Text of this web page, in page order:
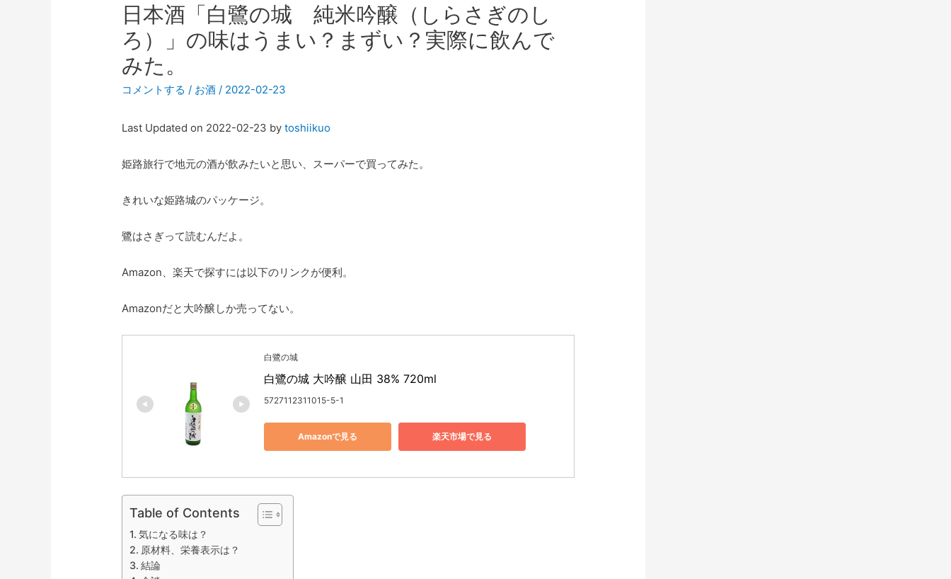
日本酒「白鷺の城 純米吟醸（しらさぎのし
ろ）」の味はうまい？まずい？実際に飲んで
みた。
コメントする / お酒 / 2022-02-23
Last Updated on 2022-02-23 bytoshiikuo
姫路旅行で地元の酒が飲みたいと思い、スーパーで買ってみた。
きれいな姫路城のパッケージ。
鷺はさぎって読むんだよ。
Amazon、楽天で探すには以下のリンクが便利。
Amazonだと大吟醸しか売ってない。
白鷺の城
白鷺の城 大吟醸 山田 38% 720ml
5727112311015-5-1
Amazonで見る 楽天市場で見る
Table of Contents
気になる味は？
原材料、栄養表示は？
結論